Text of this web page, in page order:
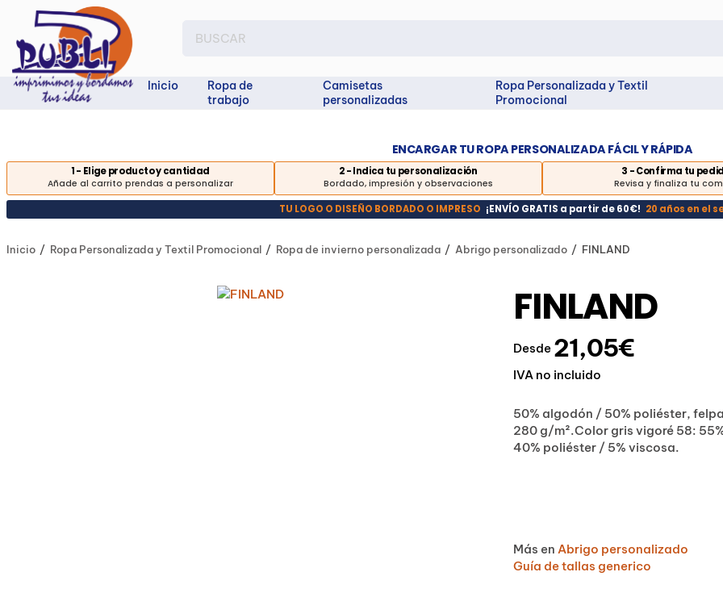
Inicio
Ropa de
trabajo
Camisetas
personalizadas
Ropa Personalizada y Textil
Promocional
ENCARGAR TU ROPA PERSONALIZADA FÁCIL Y RÁPIDA
1 - Elige producto y cantidad
Añade al carrito prendas a personalizar
2 - Indica tu personalización
Bordado, impresión y observaciones
3 - Confirma tu
Revisa y finaliza tu
TU LOGO O DISEÑO BORDADO O IMPRESO ¡ENVÍO GRATIS a partir de 60€! 20 años en el
Inicio Ropa Personalizada y Textil Promocional Ropa de invierno personalizada Abrigo personalizado FINLAND
FINLAND
50% algodón / 50% poliéster,
280 g/m².Color gris vigoré 58:
40% poliéster / 5% viscosa.
Desde 21,05€
IVA no incluido
Más en Abrigo personalizado
Guía de tallas generico